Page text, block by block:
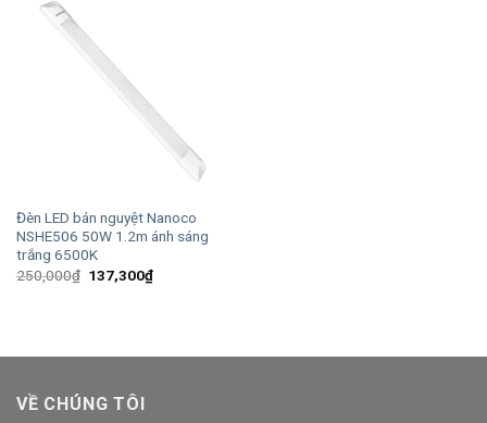
Đèn LED bán nguyệt Nanoco
NSHE506 50W 1.2m ánh sáng
trắng 6500K
250,000₫ Giá
137,300₫Giá
hiện
VỀ CHÚNG TÔI